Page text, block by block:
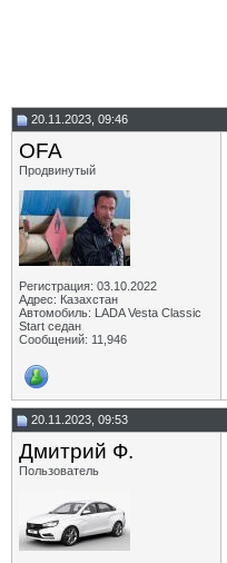
20.11.2023, 09:46
OFA
Продвинутый
Регистрация: 03.10.2022
Адрес: Казахстан
Автомобиль: LADA Vesta Classic
Start седан
Сообщений: 11,946
20.11.2023, 09:53
Дмитрий Ф.
Пользователь